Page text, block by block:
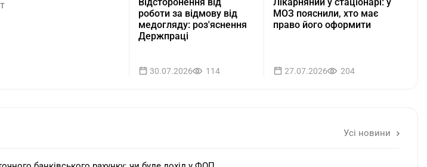
роботи за відмову від
медогляду: роз'яснення
Держпраці
30.07.2026 114
МОЗ пояснили, хто має
право його оформити
27.07.2026 204
Усі новини